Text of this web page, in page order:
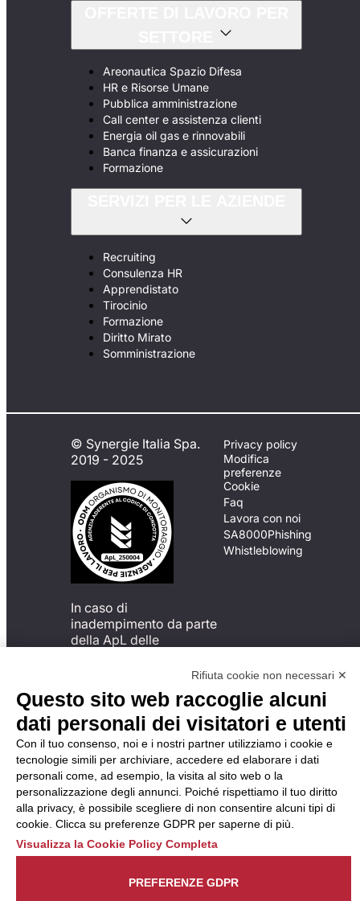
Areonautica Spazio Difesa
HR e Risorse Umane
Pubblica amministrazione
Call center e assistenza clienti
Energia oil gas e rinnovabili
Banca finanza e assicurazioni
Formazione
Recruiting
Consulenza HR
Apprendistato
Tirocinio
Formazione
Diritto Mirato
Somministrazione
© Synergie Italia Spa.
2019 - 2025
In caso di
inadempimento da parte
della ApL delle
del Codice di Condotta, è
possibile presentare un
reclamo
all’Organismo di
Monitoraggio utilizzando
una delle modalità
descritte al seguente
indirizzo web
https://odm-
agenzielavoro.it/reclami/ .
Privacy policy
Modifica
preferenze
Cookie
Faq
Lavora con noi
SA8000Phishing
Whistleblowing
Rifiuta cookie non necessari ✕
Questo sito web raccoglie alcuni
dati personali dei visitatori e utenti
Con il tuo consenso, noi e i nostri partner utilizziamo i cookie e
tecnologie simili per archiviare, accedere ed elaborare i dati
personali come, ad esempio, la visita al sito web o la
personalizzazione degli annunci. Poiché rispettiamo il tuo diritto
alla privacy, è possibile scegliere di non consentire alcuni tipi di
cookie. Clicca su preferenze GDPR per saperne di più.
Visualizza la Cookie Policy Completa
PREFERENZE GDPR